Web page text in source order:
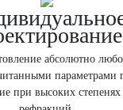
абсолютно
параметрами
при высоких